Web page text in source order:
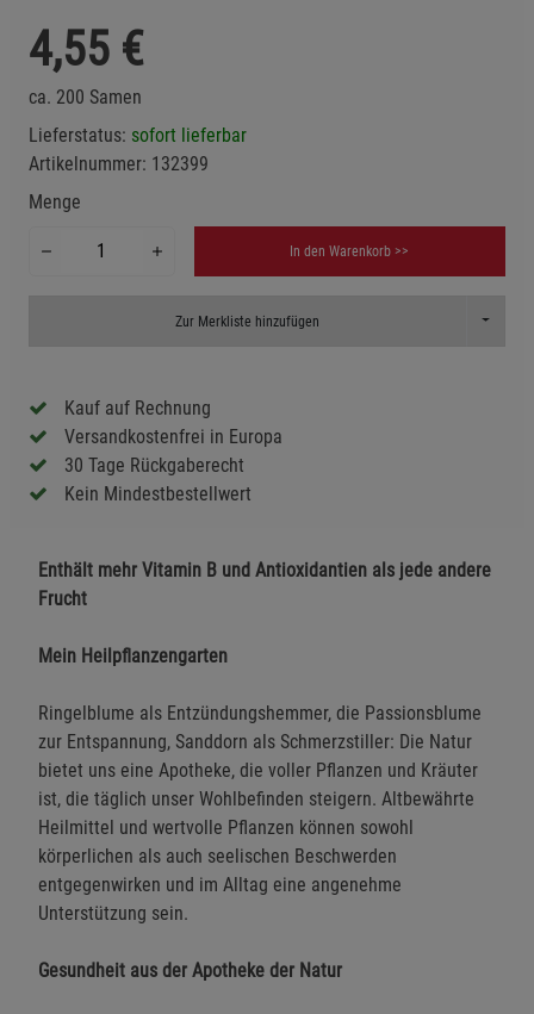
4,55 €
ca. 200 Samen
Lieferstatus: sofort lieferbar
Artikelnummer: 132399
Menge
In den Warenkorb >>
Zur Merkliste hinzufügen Toggle
Kauf auf Rechnung
Versandkostenfrei in Europa
30 Tage Rückgaberecht
Kein Mindestbestellwert
Enthält mehr Vitamin B und Antioxidantien als jede andere
Frucht
Mein Heilpflanzengarten
Ringelblume als Entzündungshemmer, die Passionsblume
zur Entspannung, Sanddorn als Schmerzstiller: Die Natur
bietet uns eine Apotheke, die voller Pflanzen und Kräuter
ist, die täglich unser Wohlbefinden steigern. Altbewährte
Heilmittel und wertvolle Pflanzen können sowohl
körperlichen als auch seelischen Beschwerden
entgegenwirken und im Alltag eine angenehme
Unterstützung sein.
Gesundheit aus der Apotheke der Natur